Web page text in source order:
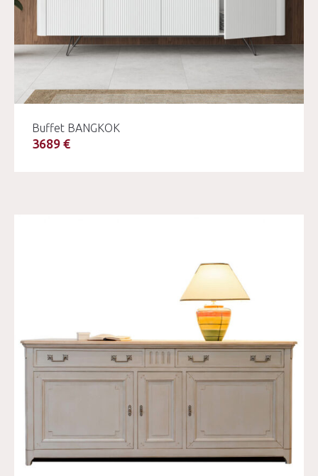
Buffet BANGKOK
3689 €